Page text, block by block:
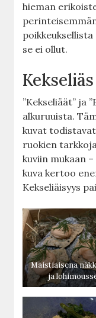
hieman
se ei ollut.
Kekseliäs
”Kekseliäät” ja
alkuruuista.
kuvat
ruokien
kuviin mukaan
kuva kertoo
Kekseliäisyys
Maistiaisena
ja